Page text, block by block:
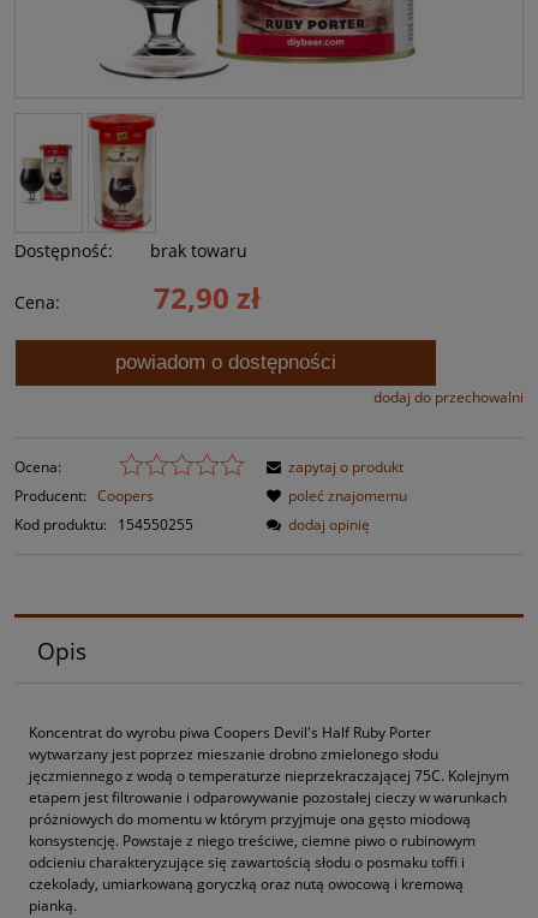
Dostępność: brak towaru
Cena: 72,90 zł
powiadom o dostępności
dodaj do przechowalni
Ocena:
Producent: Coopers
Kod produktu:
154550255
zapytaj o produkt
poleć znajomemu
dodaj opinię
Opis
Koncentrat do wyrobu piwa Coopers Devil's Half Ruby Porter
wytwarzany jest poprzez mieszanie drobno zmielonego słodu
jęczmiennego z wodą o temperaturze nieprzekraczającej 75C. Kolejnym
etapem jest filtrowanie i odparowywanie pozostałej cieczy w warunkach
próżniowych do momentu w którym przyjmuje ona gęsto miodową
konsystencję. Powstaje z niego treściwe, ciemne piwo o rubinowym
odcieniu charakteryzujące się zawartością słodu o posmaku toffi i
czekolady, umiarkowaną goryczką oraz nutą owocową i kremową
pianką.